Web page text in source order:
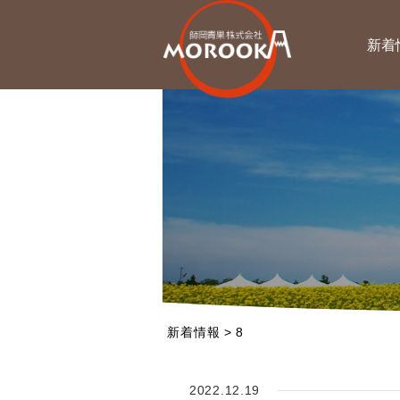
新着
新着情報 > 8
2022.12.19